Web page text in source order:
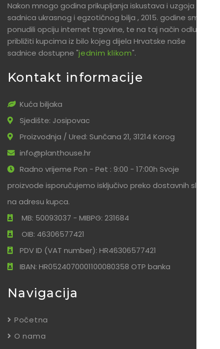
Nakon mnogo godina prikupljanja iskustava i uzgoja
sadnica ukrasnog i egzotičnog bilja , 2015. godine smo
ponudili opciju internet trgovine, te na taj način odlučili
približiti kupcima iz bilo kojeg dijela Hrvatske naše
sadnice dostupne "jednim klikom".
Kontakt informacije
Kuća biljaka
Sjedište: Josipovac
Proizvodnja / Ured: Sunčana 21, 31214 Korog
info@planthouse.hr
Radno vrijeme Pon - Pet : 9:00 - 17:00h Svoje
proizvode isporučujemo isključivo preko dostavnih službi
na adresu kupca.
MB: 50093037 - MIBPG: 231684
OIB: 46306577421
PDV ID (VAT number): HR46306577421
IBAN: HR0524070001100080358 OTP banka
Navigacija
Početna
O nama